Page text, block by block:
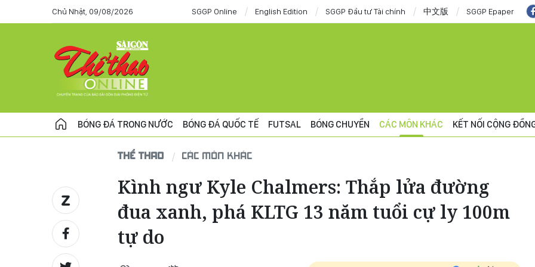
Chủ Nhật, 09/08/2026 SGGP Online English Edition SGGP Đầu tư Tài chính 中文版 SGGP Epaper
BÓNG ĐÁ TRONG NƯỚC BÓNG ĐÁ QUỐC TẾ FUTSAL BÓNG CHUYỀN CÁC MÔN KHÁC KẾT NỐI CỘNG
THỂ THAO CÁC MÔN KHÁC
Kình ngư Kyle Chalmers: Thắp lửa đường
đua xanh, phá KLTG 13 năm tuổi cự ly 100m
tự do